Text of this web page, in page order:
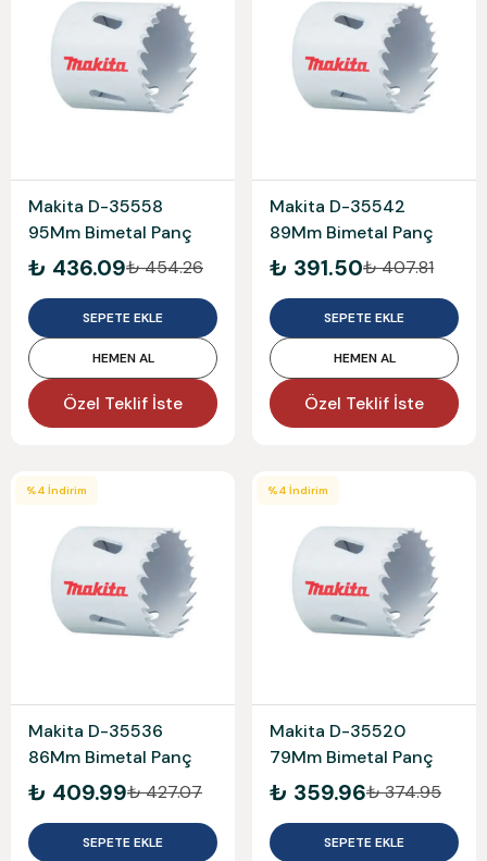
Makita D-35558
95Mm Bimetal Panç
₺ 436.09₺ 454.26
SEPETE EKLE
HEMEN AL
Özel Teklif İste
Makita D-35542
89Mm Bimetal Panç
₺ 391.50₺ 407.81
SEPETE EKLE
HEMEN AL
Özel Teklif İste
%4 İndirim
Makita D-35536
86Mm Bimetal Panç
₺ 409.99₺ 427.07
SEPETE EKLE
%4 İndirim
Makita D-35520
79Mm Bimetal Panç
₺ 359.96₺ 374.95
SEPETE EKLE